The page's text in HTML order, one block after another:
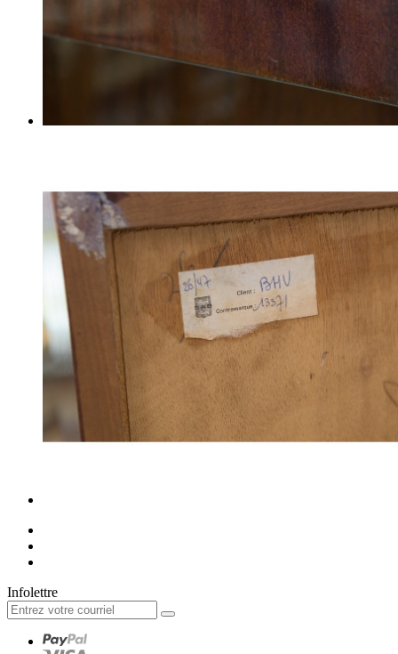
Infolettre